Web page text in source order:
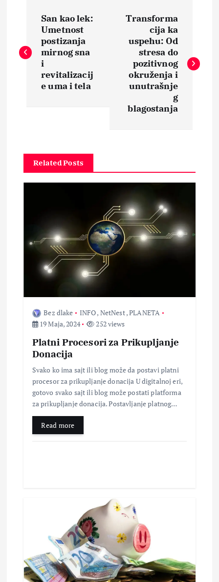
v
c
a
San kao lek:
Umetnost
postizanja
mirnog sna
i
revitalizacij
e uma i tela
Transforma
cija ka
uspehu: Od
stresa do
pozitivnog
okruženja i
unutrašnje
g
blagostanja
Related Posts
Bez dlake INFO, NetNest,PLANETA
19 Maja, 2024
252 views
Platni Procesori za Prikupljanje
Donacija
Svako ko ima sajt ili blog može da postavi platni
procesor za prikupljanje donacija U digitalnoj eri,
gotovo svako sajt ili blog može postati platforma
za prikupljanje donacija. Postavljanje platnog…
Read more